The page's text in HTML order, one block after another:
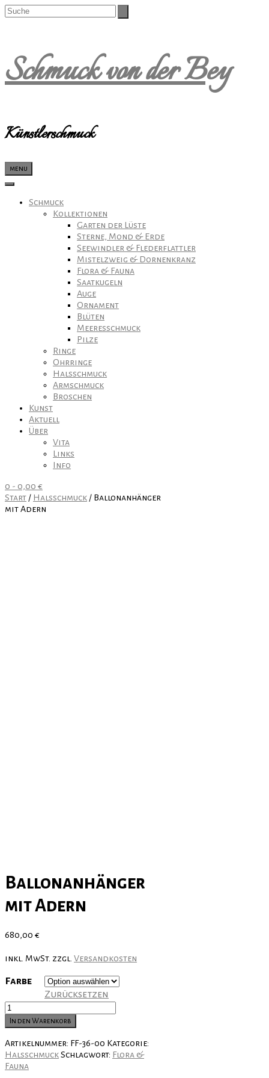
Schmuck von der Bey
Künstlerschmuck
menu
Schmuck
Kollektionen
Garten der Lüste
Sterne, Mond & Erde
Seewindler & Flederflattler
Mistelzweig & Dornenkranz
Flora & Fauna
Saatkugeln
Auge
Ornament
Blüten
Meeresschmuck
Pilze
Ringe
Ohrringe
Halsschmuck
Armschmuck
Broschen
Kunst
Aktuell
Über
Vita
Links
Info
0 - 0,00 €
Start / Halsschmuck / Ballonanhänger
mit Adern
Ballonanhänger
mit Adern
680,00 €
inkl. MwSt. zzgl. Versandkosten
Farbe
Zurücksetzen
Ballonanhänger
mit
Adern
Menge
In den Warenkorb
Artikelnummer: FF-36-00 Kategorie:
HalsschmuckSchlagwort: Flora &
Fauna